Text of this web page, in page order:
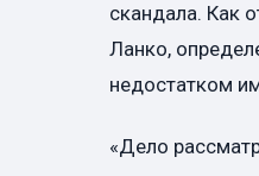
скандала. Как
Ланко,
недостатком
«Дело